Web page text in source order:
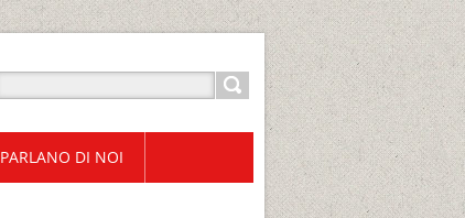
PARLANO DI NOI